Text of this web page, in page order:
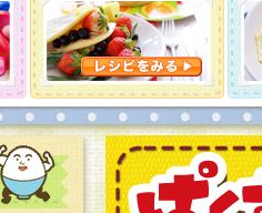
母さん、お父さんへ日頃の感謝をこめ
了致しました。たくさんの投稿、ありが
画もお楽しみに！